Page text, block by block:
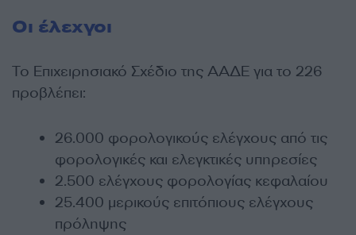
Οι έλεχγοι
Το Επιχειρησιακό Σχέδιο της ΑΑΔΕ για το 226
προβλέπει:
26.000 φορολογικούς ελέγχους από τις
φορολογικές και ελεγκτικές υπηρεσίες
2.500 ελέγχους φορολογίας κεφαλαίου
25.400 μερικούς επιτόπιους ελέγχους
πρόληψης